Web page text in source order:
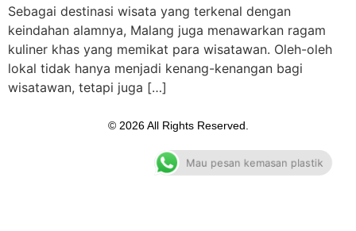
Sebagai destinasi wisata yang terkenal dengan
keindahan alamnya, Malang juga menawarkan ragam
kuliner khas yang memikat para wisatawan. Oleh-oleh
lokal tidak hanya menjadi kenang-kenangan bagi
wisatawan, tetapi juga […]
© 2026 All Rights Reserved.
Mau pesan kemasan plastik